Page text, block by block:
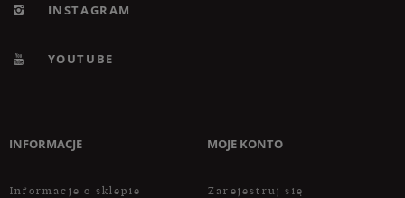
INSTAGRAM
YOUTUBE
INFORMACJE
Informacje o sklepie
MOJE KONTO
Zarejestruj się